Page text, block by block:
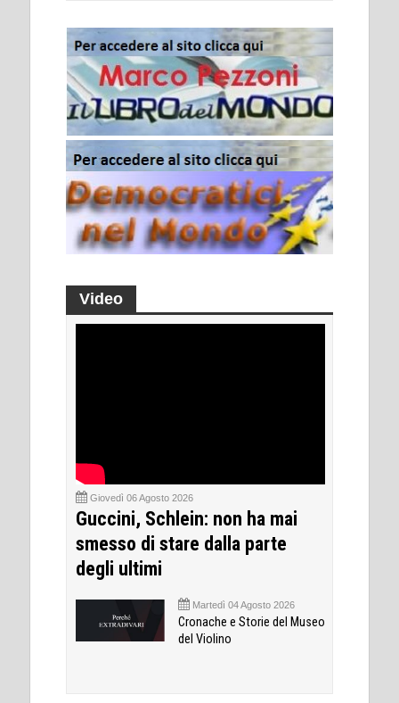
Video
Giovedì 06 Agosto 2026
Guccini, Schlein: non ha mai
smesso di stare dalla parte
degli ultimi
Martedì 04 Agosto 2026
Cronache e Storie del Museo
del Violino